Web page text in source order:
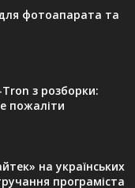
фотоапарата та
з розборки:
пожаліти
на українських
програміста